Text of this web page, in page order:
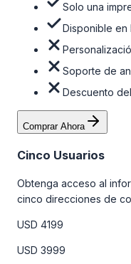
Solo una
Disponible en
Soporte de
Descuento
Comprar Ahora
Cinco Usuarios
Obtenga acceso al
cinco direcciones de
venta y el soporte post-
obtener más
USD 4199
USD 3999